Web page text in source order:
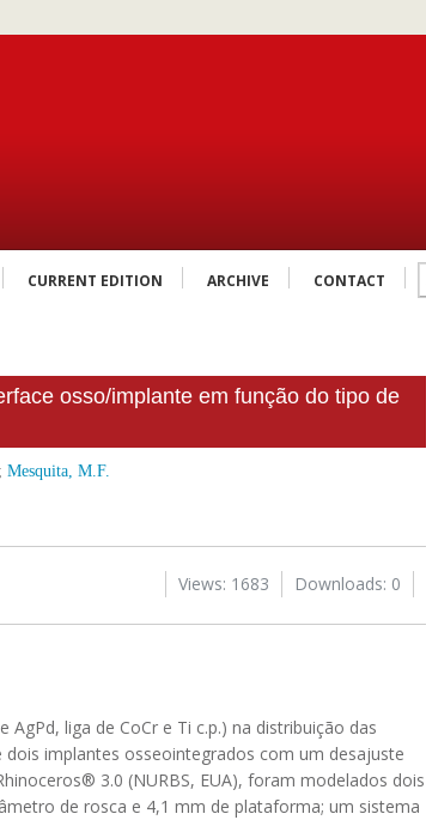
CURRENT EDITION ARCHIVE CONTACT
osso/implante em função do tipo de
; Mesquita, M.F.
Downloads: 0
Views: 1683
liga de CoCr e Ti c.p.) na distribuição das
implantes osseointegrados com um desajuste
3.0 (NURBS, EUA), foram modelados dois
de rosca e 4,1 mm de plataforma; um sistema